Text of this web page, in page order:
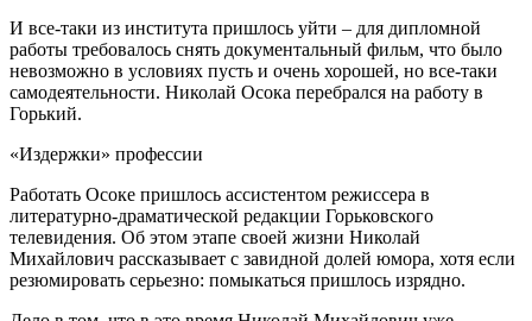
И все-таки из института пришлось уйти – для дипломной
работы требовалось снять документальный фильм, что было
невозможно в условиях пусть и очень хорошей, но все-таки
самодеятельности. Николай Осока перебрался на работу в
Горький.
«Издержки» профессии
Работать Осоке пришлось ассистентом режиссера в
литературно-драматической редакции Горьковского
телевидения. Об этом этапе своей жизни Николай
Михайлович рассказывает с завидной долей юмора, хотя если
резюмировать серьезно: помыкаться пришлось изрядно.